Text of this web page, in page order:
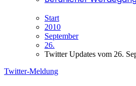
Start
2010
September
26.
Twitter Updates vom 26.
Twitter-Meldung